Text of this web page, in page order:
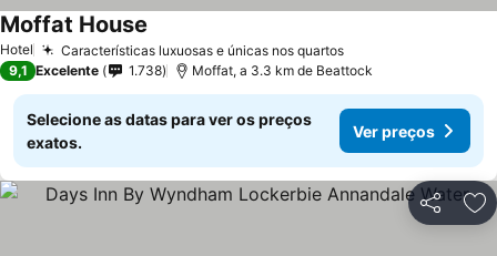
Hotel Características luxuosas e únicas nos quartos
Moffat House
9,1 Excelente 1.738 Moffat, a 3.3 km de Beattock
Selecione as datas para ver os preços
exatos.
Ver preços
Partilhar